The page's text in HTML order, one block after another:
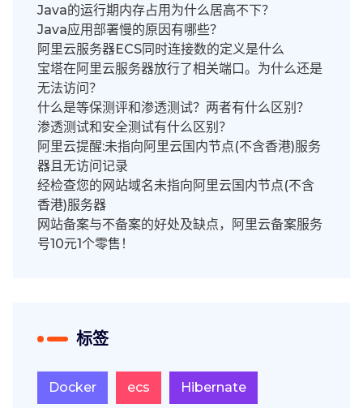
Java的运行期内存占用为什么居高不下？
Java应用部署慢的原因有哪些？
阿里云服务器ECS同时连接数的定义是什么
宝塔在阿里云服务器放行了相关端口。为什么还是
无法访问？
什么是等保测评和渗透测试？两者有什么区别？
渗透测试和安全测试有什么区别？
阿里云提醒:未指向阿里云国内节点(不含香港)服务
器且无访问记录
经检查您的网站域名未指向阿里云国内节点(不含
香港)服务器
网站备案与不备案的好处及缺点，阿里云备案服务
号10元1个零售！
标签
Docker ecs Hibernate